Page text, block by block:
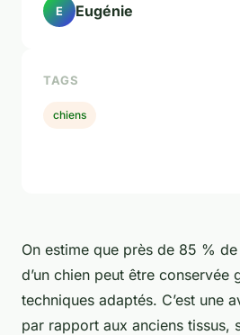
On estime que près de 85 %
d’un chien peut être conservée
techniques adaptés. C’est une
par rapport aux anciens tissus,
E Eugénie
TAGS
chiens